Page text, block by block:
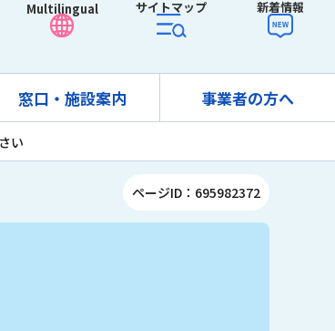
Multilingual サイトマップ 新着情報
窓口・施設案内 事業者の方へ
い
ページID：695982372